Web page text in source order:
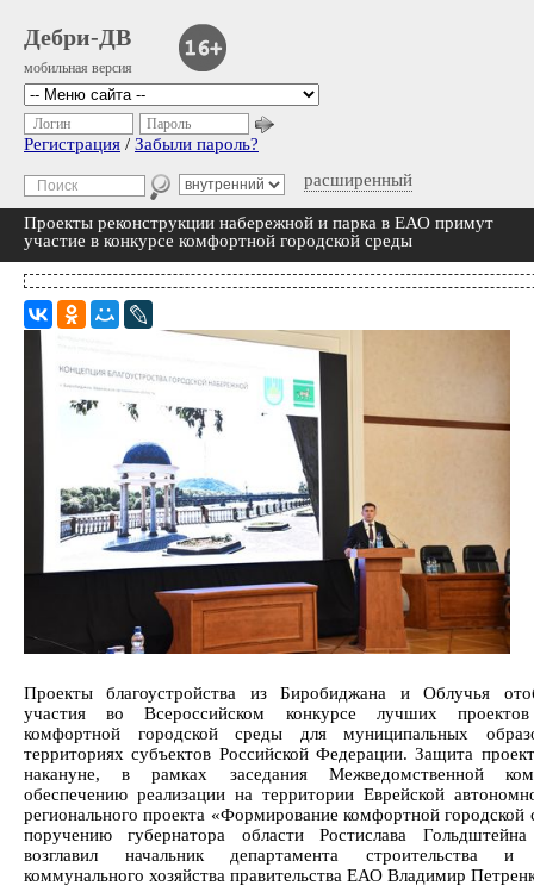
Дебри-ДВ
мобильная версия
расширенный
Логин Пароль
Регистрация / Забыли пароль?
Проекты реконструкции набережной и парка в ЕАО примут
участие в конкурсе комфортной городской среды
Проекты благоустройства из Биробиджана и Облучья
участия во Всероссийском конкурсе лучших проектов
комфортной городской среды для муниципальных
территориях субъектов Российской Федерации. Защита
накануне, в рамках заседания Межведомственной
обеспечению реализации на территории Еврейской
регионального проекта «Формирование комфортной
поручению губернатора области Ростислава
возглавил начальник департамента строительства
коммунального хозяйства правительства ЕАО Владимир